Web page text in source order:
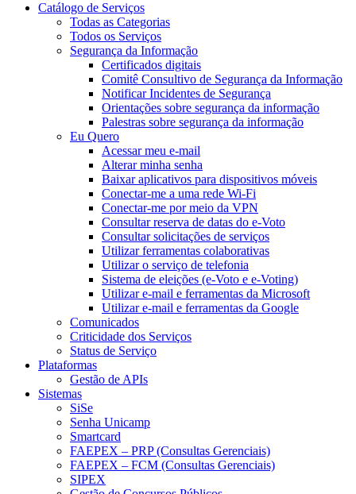
Catálogo de Serviços
Todas as Categorias
Todos os Serviços
Segurança da Informação
Certificados digitais
Comitê Consultivo de Segurança da Informação
Notificar Incidentes de Segurança
Orientações sobre segurança da informação
Palestras sobre segurança da informação
Eu Quero
Acessar meu e-mail
Alterar minha senha
Baixar aplicativos para dispositivos móveis
Conectar-me a uma rede Wi-Fi
Conectar-me por meio da VPN
Consultar reserva de datas do e-Voto
Consultar solicitações de serviços
Utilizar ferramentas colaborativas
Utilizar o serviço de telefonia
Sistema de eleições (e-Voto e e-Voting)
Utilizar e-mail e ferramentas da Microsoft
Utilizar e-mail e ferramentas da Google
Comunicados
Criticidade dos Serviços
Status de Serviço
Plataformas
Gestão de APIs
Sistemas
SiSe
Senha Unicamp
Smartcard
FAEPEX – PRP (Consultas Gerenciais)
FAEPEX – FCM (Consultas Gerenciais)
SIPEX